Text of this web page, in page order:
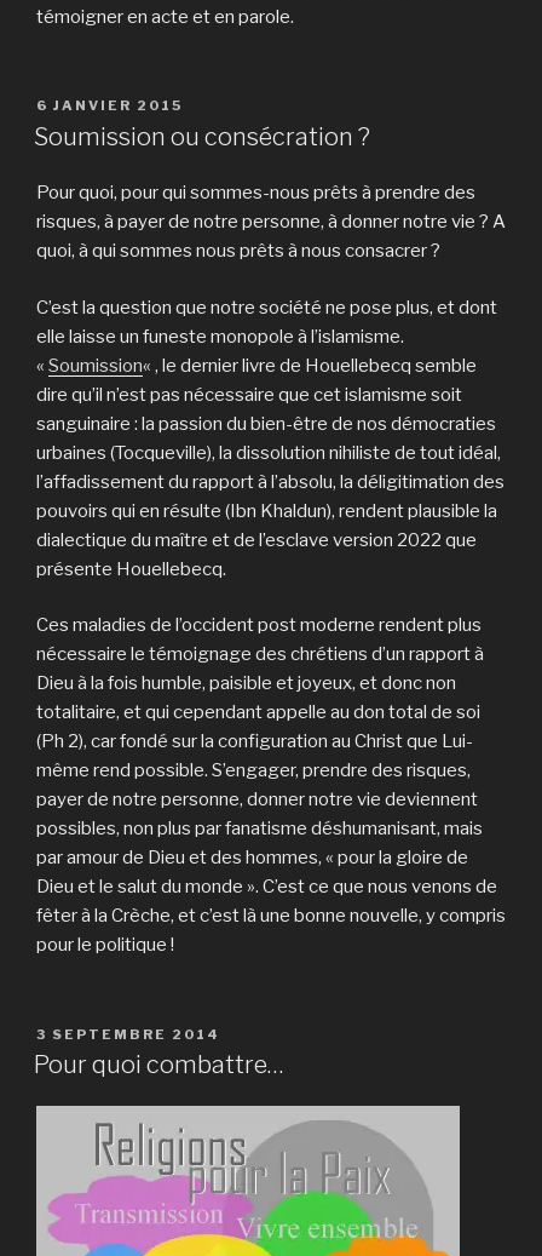
témoigner en acte et en parole.
PUBLIÉ
LE
6 JANVIER 2015
Soumission ou consécration ?
Pour quoi, pour qui sommes-nous prêts à prendre des
risques, à payer de notre personne, à donner notre vie ? A
quoi, à qui sommes nous prêts à nous consacrer ?
C’est la question que notre société ne pose plus, et dont
elle laisse un funeste monopole à l’islamisme.
« Soumission« , le dernier livre de Houellebecq semble
dire qu’il n’est pas nécessaire que cet islamisme soit
sanguinaire : la passion du bien-être de nos démocraties
urbaines (Tocqueville), la dissolution nihiliste de tout idéal,
l’affadissement du rapport à l’absolu, la déligitimation des
pouvoirs qui en résulte (Ibn Khaldun), rendent plausible la
dialectique du maître et de l’esclave version 2022 que
présente Houellebecq.
Ces maladies de l’occident post moderne rendent plus
nécessaire le témoignage des chrétiens d’un rapport à
Dieu à la fois humble, paisible et joyeux, et donc non
totalitaire, et qui cependant appelle au don total de soi
(Ph 2), car fondé sur la configuration au Christ que Lui-
même rend possible. S’engager, prendre des risques,
payer de notre personne, donner notre vie deviennent
possibles, non plus par fanatisme déshumanisant, mais
par amour de Dieu et des hommes, « pour la gloire de
Dieu et le salut du monde ». C’est ce que nous venons de
fêter à la Crèche, et c’est là une bonne nouvelle, y compris
pour le politique !
PUBLIÉ
LE
3 SEPTEMBRE 2014
Pour quoi combattre…